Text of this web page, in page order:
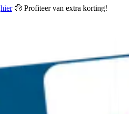
hier🤑 Profiteer van extra korting!